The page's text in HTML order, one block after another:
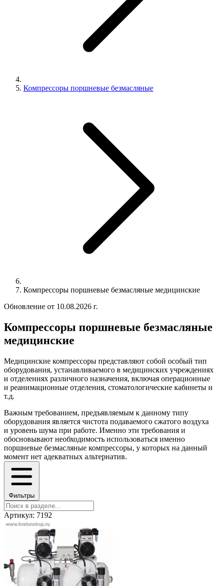
Компрессоры поршневые безмасляные
Компрессоры поршневые безмасляные медицинские
Обновление от 10.08.2026 г.
Компрессоры поршневые безмасляные
медицинские
Медицинские компрессоры представляют собой особый тип
оборудования, устанавливаемого в медицинских учреждениях
и отделениях различного назначения, включая операционные
и реанимационные отделения, стоматологические кабинеты и
т.д.
Важным требованием, предъявляемым к данному типу
оборудования является чистота подаваемого сжатого воздуха
и уровень шума при работе. Именно эти требования и
обосновывают необходимость использоваться именно
поршневые безмасляные компрессоры, у которых на данный
момент нет адекватных альтернатив.
Фильтры
Артикул: 7192